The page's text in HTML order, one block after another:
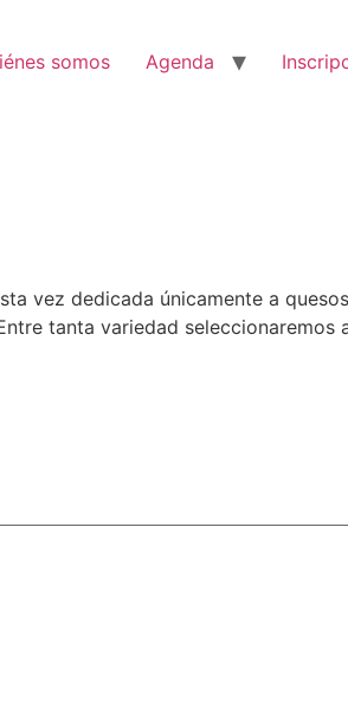
somos Agenda
vez dedicada únicamente a
tanta variedad seleccionaremos